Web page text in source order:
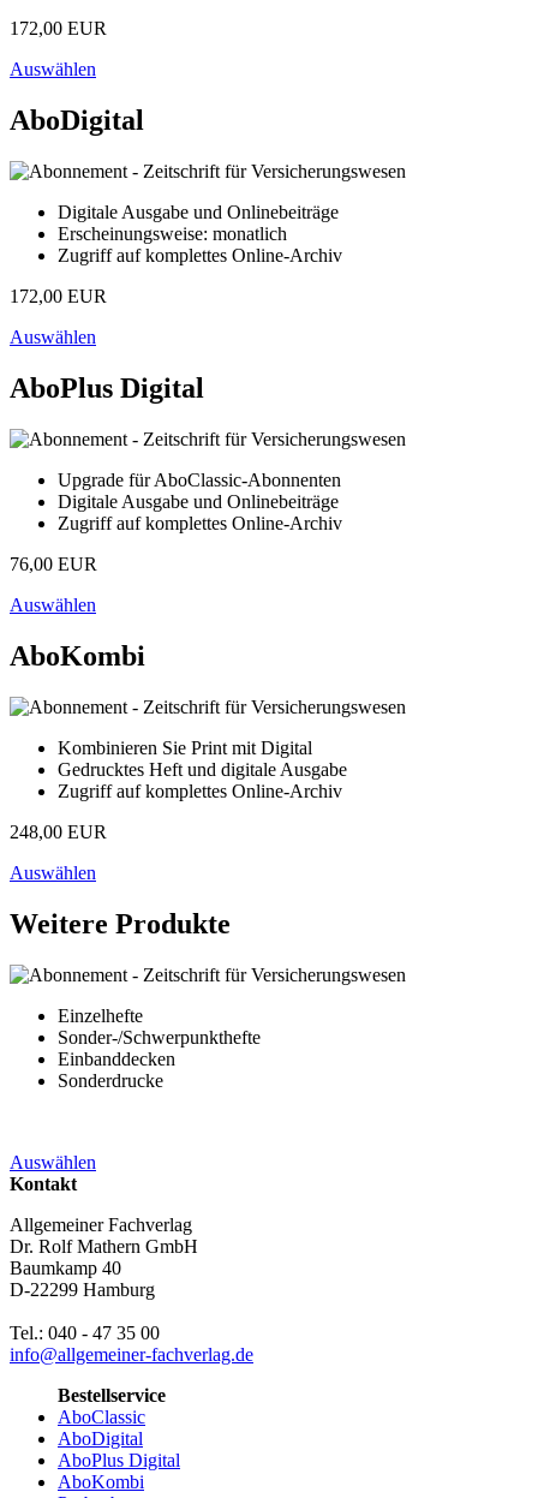
172,00 EUR
Auswählen
AboDigital
Digitale Ausgabe und Onlinebeiträge
Erscheinungsweise: monatlich
Zugriff auf komplettes Online-Archiv
172,00 EUR
Auswählen
AboPlus Digital
Upgrade für AboClassic-Abonnenten
Digitale Ausgabe und Onlinebeiträge
Zugriff auf komplettes Online-Archiv
76,00 EUR
Auswählen
AboKombi
Kombinieren Sie Print mit Digital
Gedrucktes Heft und digitale Ausgabe
Zugriff auf komplettes Online-Archiv
248,00 EUR
Auswählen
Weitere Produkte
Einzelhefte
Sonder-/Schwerpunkthefte
Einbanddecken
Sonderdrucke
Auswählen
Kontakt
Allgemeiner Fachverlag
Dr. Rolf Mathern GmbH
Baumkamp 40
D-22299 Hamburg
Tel.: 040 - 47 35 00
info@allgemeiner-fachverlag.de
Bestellservice
AboClassic
AboDigital
AboPlus Digital
AboKombi